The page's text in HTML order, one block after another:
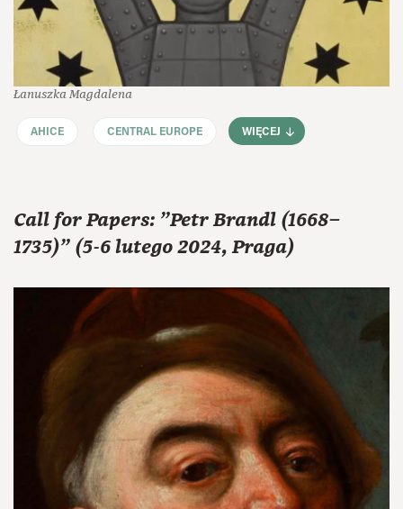
Łanuszka Magdalena
AHICE CENTRAL EUROPE WIĘCEJ
Call for Papers: "Petr Brandl (1668–
1735)" (5-6 lutego 2024, Praga)